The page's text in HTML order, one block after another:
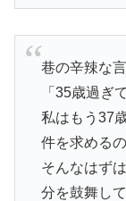
巷の辛辣な
「35歳過ぎ
私はもう37
件を求める
そんなはず
分を鼓舞し